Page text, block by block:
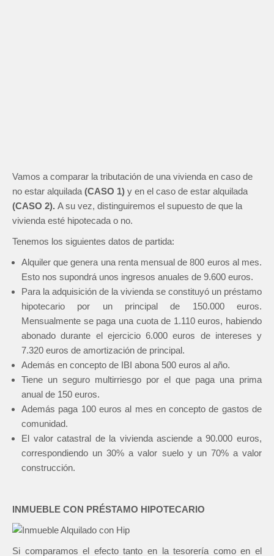
Vamos a comparar la tributación de una vivienda en caso de
no estar alquilada (CASO 1) y en el caso de estar alquilada
(CASO 2). A su vez, distinguiremos el supuesto de que la
vivienda esté hipotecada o no.
Tenemos los siguientes datos de partida:
Alquiler que genera una renta mensual de 800 euros al mes.
Esto nos supondrá unos ingresos anuales de 9.600 euros.
Para la adquisición de la vivienda se constituyó un préstamo
hipotecario por un principal de 150.000 euros.
Mensualmente se paga una cuota de 1.110 euros, habiendo
abonado durante el ejercicio 6.000 euros de intereses y
7.320 euros de amortización de principal.
Además en concepto de IBI abona 500 euros al año.
Tiene un seguro multirriesgo por el que paga una prima
anual de 150 euros.
Además paga 100 euros al mes en concepto de gastos de
comunidad.
El valor catastral de la vivienda asciende a 90.000 euros,
correspondiendo un 30% a valor suelo y un 70% a valor
construcción.
INMUEBLE CON PRÉSTAMO HIPOTECARIO
Si comparamos el efecto tanto en la tesorería como en el